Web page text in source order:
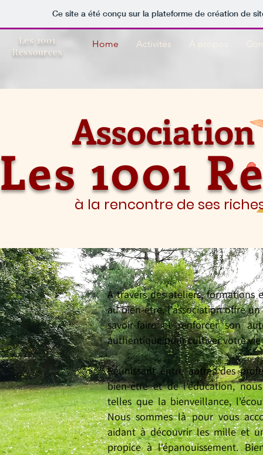
Ce site a été conçu sur la plateforme de création de
Home Activités À propos
Les 1001
Ressources
Association
Les 1001
à la rencontre de ses
À travers des ateliers, formations
au bien-être, l'association offre
savoir-faire et renforcer son
authentique pour cultiver votre
Réunissant entre autres des
bien-être et de l'éducation,
telles que la bienveillance,
Nous sommes là pour vous
aidant à découvrir les mille et
propice à l'épanouissement.